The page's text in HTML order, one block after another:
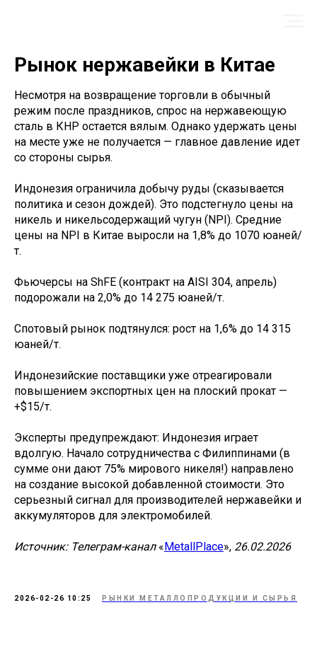
Рынок нержавейки в Китае
Несмотря на возвращение торговли в обычный
режим после праздников, спрос на нержавеющую
сталь в КНР остается вялым. Однако удержать цены
на месте уже не получается — главное давление идет
со стороны сырья.
Индонезия ограничила добычу руды (сказывается
политика и сезон дождей). Это подстегнуло цены на
никель и никельсодержащий чугун (NPI). Средние
цены на NPI в Китае выросли на 1,8% до 1070 юаней/
т.
Фьючерсы на ShFE (контракт на AISI 304, апрель)
подорожали на 2,0% до 14 275 юаней/т.
Спотовый рынок подтянулся: рост на 1,6% до 14 315
юаней/т.
Индонезийские поставщики уже отреагировали
повышением экспортных цен на плоский прокат —
+$15/т.
Эксперты предупреждают: Индонезия играет
вдолгую. Начало сотрудничества с Филиппинами (в
сумме они дают 75% мирового никеля!) направлено
на создание высокой добавленной стоимости. Это
серьезный сигнал для производителей нержавейки и
аккумуляторов для электромобилей.
Источник: Телеграм-канал «MetallPlace», 26.02.2026
2026-02-26 10:25 РЫНКИ МЕТАЛЛОПРОДУКЦИИ И СЫРЬЯ